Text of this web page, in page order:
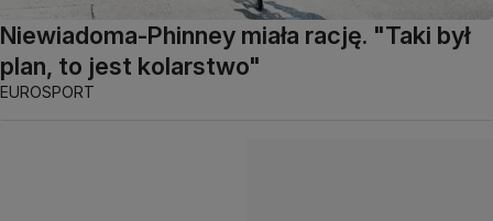
Niewiadoma-Phinney miała rację. "Taki był
plan, to jest kolarstwo"
EUROSPORT